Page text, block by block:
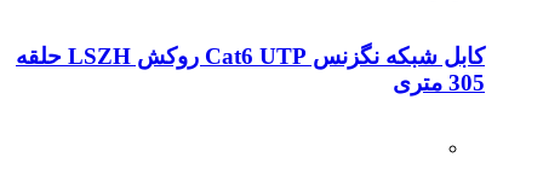
کابل شبکه نگزنس Cat6 UTP روکش LSZH حلقه
305 متری